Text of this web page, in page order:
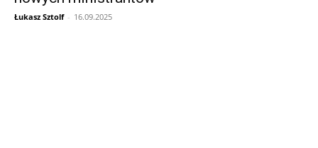
Łukasz Sztolf - 16.09.2025